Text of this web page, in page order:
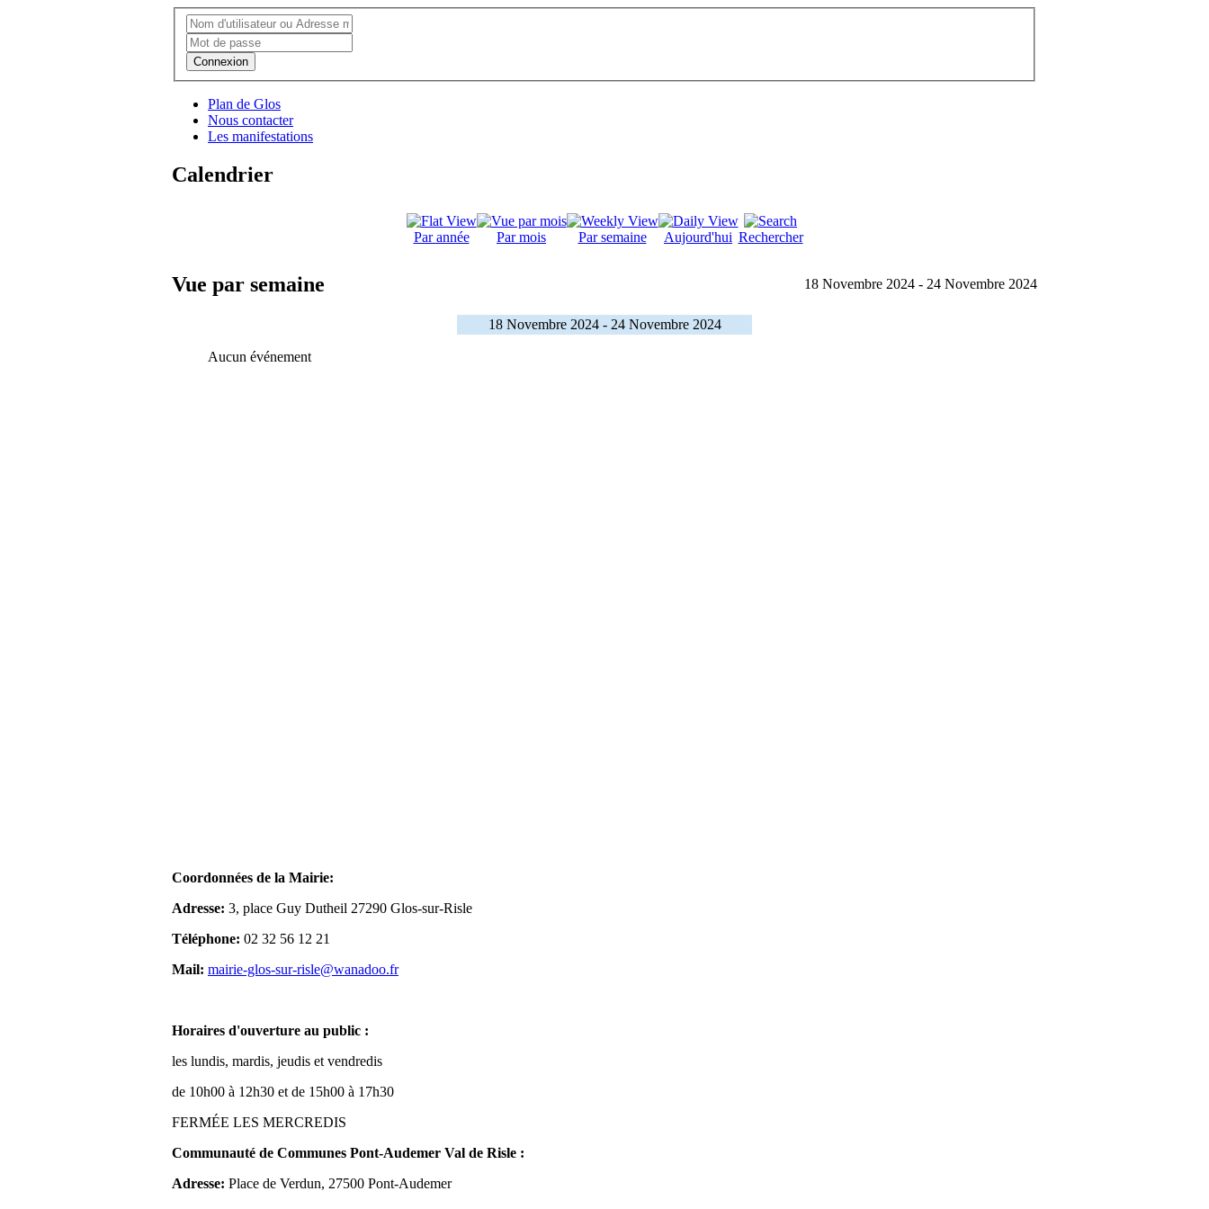
Connexion
Plan de Glos
Nous contacter
Les manifestations
Calendrier
Par année Par mois Par semaine Aujourd'hui Rechercher
Vue par semaine 18 Novembre 2024 - 24 Novembre 2024
18 Novembre 2024 - 24 Novembre 2024
Aucun événement
Coordonnées de la Mairie:
Adresse: 3, place Guy Dutheil 27290 Glos-sur-Risle
Téléphone: 02 32 56 12 21
Mail: mairie-glos-sur-risle@wanadoo.fr
Horaires d'ouverture au public :
les lundis, mardis, jeudis et vendredis
de 10h00 à 12h30 et de 15h00 à 17h30
FERMÉE LES MERCREDIS
Communauté de Communes Pont-Audemer Val de Risle :
Adresse: Place de Verdun, 27500 Pont-Audemer